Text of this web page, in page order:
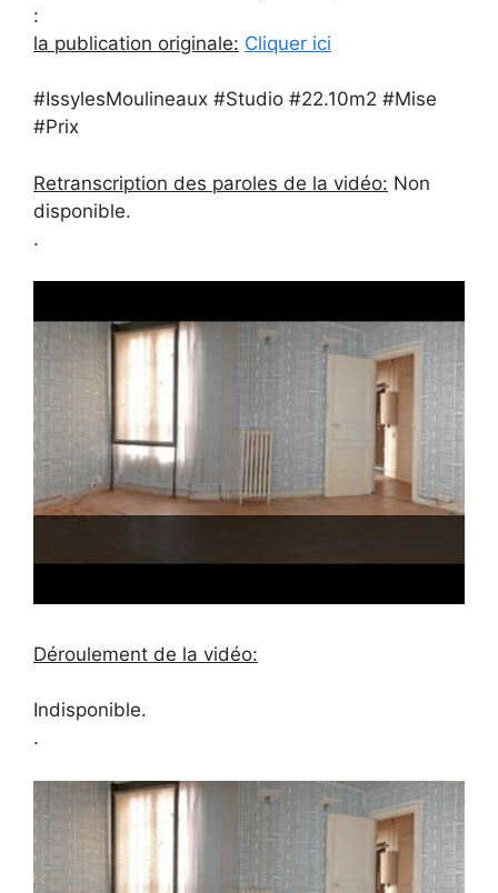
:
la publication originale: Cliquer ici
#IssylesMoulineaux #Studio #22.10m2 #Mise
#Prix
Retranscription des paroles de la vidéo: Non
disponible.
.
Déroulement de la vidéo:
Indisponible.
.